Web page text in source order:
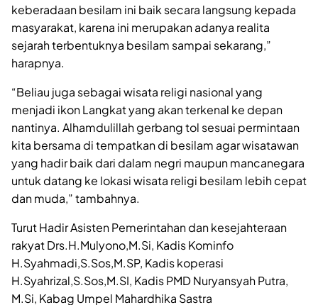
keberadaan besilam ini baik secara langsung kepada
masyarakat, karena ini merupakan adanya realita
sejarah terbentuknya besilam sampai sekarang,”
harapnya.
“Beliau juga sebagai wisata religi nasional yang
menjadi ikon Langkat yang akan terkenal ke depan
nantinya. Alhamdulillah gerbang tol sesuai permintaan
kita bersama di tempatkan di besilam agar wisatawan
yang hadir baik dari dalam negri maupun mancanegara
untuk datang ke lokasi wisata religi besilam lebih cepat
dan muda,” tambahnya.
Turut Hadir Asisten Pemerintahan dan kesejahteraan
rakyat Drs.H.Mulyono,M.Si, Kadis Kominfo
H.Syahmadi,S.Sos,M.SP, Kadis koperasi
H.Syahrizal,S.Sos,M.SI, Kadis PMD Nuryansyah Putra,
M.Si, Kabag Umpel Mahardhika Sastra